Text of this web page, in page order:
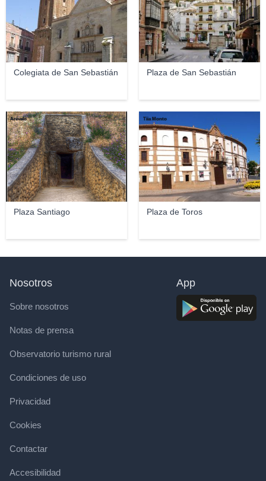
Colegiata de San Sebastián Plaza de San Sebastián
Plaza Santiago
Arévalo
Plaza de Toros
Tiia Monto
Nosotros
Sobre nosotros
Notas de prensa
Observatorio turismo rural
Condiciones de uso
Privacidad
Cookies
Contactar
Accesibilidad
App